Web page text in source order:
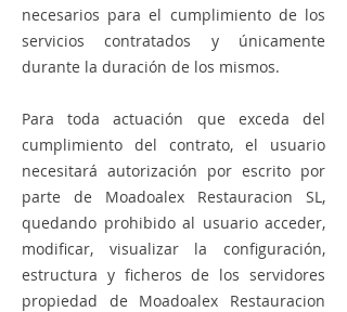
necesarios para el cumplimiento de los
servicios contratados y únicamente
durante la duración de los mismos.
Para toda actuación que exceda del
cumplimiento del contrato, el usuario
necesitará autorización por escrito por
parte de Moadoalex Restauracion SL,
quedando prohibido al usuario acceder,
modificar, visualizar la configuración,
estructura y ficheros de los servidores
propiedad de Moadoalex Restauracion